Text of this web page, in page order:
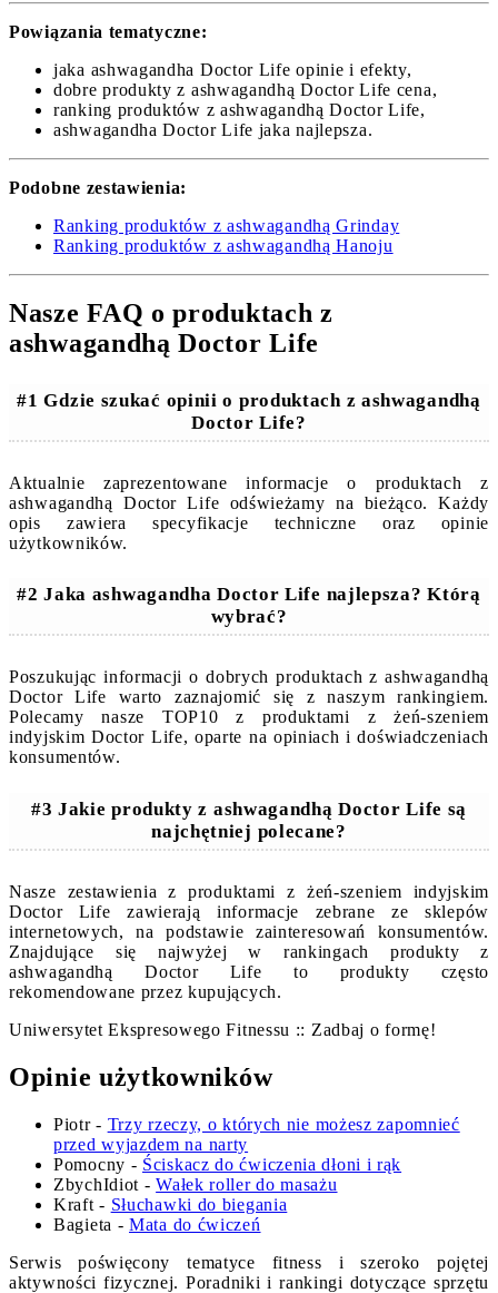
Powiązania tematyczne:
jaka ashwagandha Doctor Life opinie i efekty,
dobre produkty z ashwagandhą Doctor Life cena,
ranking produktów z ashwagandhą Doctor Life,
ashwagandha Doctor Life jaka najlepsza.
Podobne zestawienia:
Ranking produktów z ashwagandhą Grinday
Ranking produktów z ashwagandhą Hanoju
Nasze FAQ o produktach z
ashwagandhą Doctor Life
#1 Gdzie szukać opinii o produktach z ashwagandhą
Doctor Life?
Aktualnie zaprezentowane informacje o produktach z
ashwagandhą Doctor Life odświeżamy na bieżąco. Każdy
opis zawiera specyfikacje techniczne oraz opinie
użytkowników.
#2 Jaka ashwagandha Doctor Life najlepsza? Którą
wybrać?
Poszukując informacji o dobrych produktach z ashwagandhą
Doctor Life warto zaznajomić się z naszym rankingiem.
Polecamy nasze TOP10 z produktami z żeń-szeniem
indyjskim Doctor Life, oparte na opiniach i doświadczeniach
konsumentów.
#3 Jakie produkty z ashwagandhą Doctor Life są
najchętniej polecane?
Nasze zestawienia z produktami z żeń-szeniem indyjskim
Doctor Life zawierają informacje zebrane ze sklepów
internetowych, na podstawie zainteresowań konsumentów.
Znajdujące się najwyżej w rankingach produkty z
ashwagandhą Doctor Life to produkty często
rekomendowane przez kupujących.
Uniwersytet Ekspresowego Fitnessu :: Zadbaj o formę!
Opinie użytkowników
Piotr- Trzy rzeczy, o których nie możesz zapomnieć
przed wyjazdem na narty
Pomocny - Ściskacz do ćwiczenia dłoni i rąk
ZbychIdiot -Wałek roller do masażu
Kraft - Słuchawki do biegania
Bagieta -Mata do ćwiczeń
Serwis poświęcony tematyce fitness i szeroko pojętej
aktywności fizycznej. Poradniki i rankingi dotyczące sprzętu